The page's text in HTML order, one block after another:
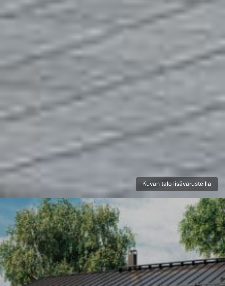
Kuvan talo lisävarusteilla